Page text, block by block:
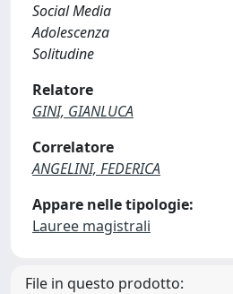
Social Media
Adolescenza
Solitudine
Relatore
GINI, GIANLUCA
Correlatore
ANGELINI, FEDERICA
Appare nelle tipologie:
Lauree magistrali
File in questo prodotto: